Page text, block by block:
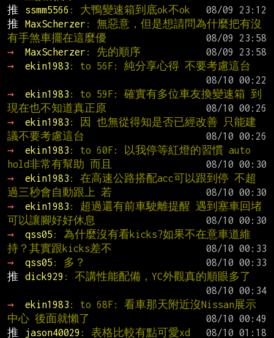
推
ssmm5566 : 大鴨變速箱到底ok不ok
推
MaxScherzer : 無惡意，但是想請問為什麼把有沒
有手煞車擺在這麼優
→
MaxScherzer : 先的順序
→
ekin1983 : to 56F: 純分享心得 不要考慮這台
→
ekin1983 : to 59F: 確實有多位車友換變速箱 到
現在也不知道真正原
→
ekin1983 : 因 也無從得知是否已經改善 只能建
議不要考慮這台
→
ekin1983 : to 60F: 以我停等紅燈的習慣 auto
hold非常有幫助 而且
→
ekin1983 : 在高速公路搭配acc可以跟到停 不超
過三秒會自動跟上 若
→
ekin1983 : 超過還有前車駛離提醒 遇到塞車回堵
可以讓腳好好休息
→
qss05 : 為什麼沒有看kicks?如果不在意車道維
持？其實跟kicks差不
→
qss05 : 多？
推
dick929 : 不講性能配備，YC外觀真的順眼多了
→
ekin1983 : to 68F: 看車那天附近沒Nissan展示
中心 後面就懶了
推
jason40029 : 表格比較有點可愛xd